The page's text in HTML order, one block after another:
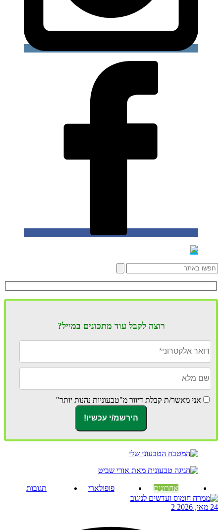
רוצה לקבל עוד מתכונים במייל?
אני מאשר/ת קבלת דיוור מ"טבעוניות נהנות יותר"
אחרונים פופולארי תגובות
24 מאי, 2026 2